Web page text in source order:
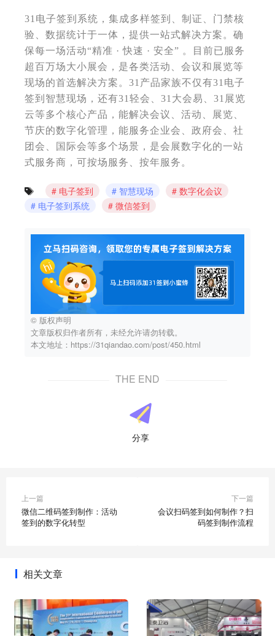
31电子签到系统，集成多样签到、制证、门禁核
验、数据统计于一体，提供一站式解决方案。确
保每一场活动“精准 · 快速 · 安全” 。目前已服务
超百万场大小展会，是各类活动、会议和展览等
现场的首选解决方案。31产品家族不仅有31电子
签到智慧现场，还有31轻会、31大会易、31展览
云等多个核心产品，能解决会议、活动、展览、
节庆的数字化管理，能服务企业会、政府会、社
团会、国际会等多个场景，是会展数字化的一站
式服务商，可按场服务、按年服务。
电子签到 智慧现场
数字化会议
电子签到系统
微信签到
© 版权声明
文章版权归作者所有，未经允许请勿转载。
本文地址：https://31qiandao.com/post/450.html
THE END
分享
上一篇
微信二维码签到制作：活动
签到的数字化转型
下一篇
会议扫码签到如何制作？扫
码签到制作流程
相关文章